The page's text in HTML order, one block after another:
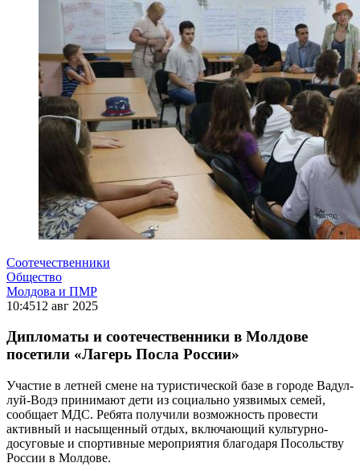
Соотечественники
Общество
Молдова и ПМР
10:4512 авг 2025
Дипломаты и соотечественники в Молдове
посетили «Лагерь Посла России»
Участие в летней смене на туристической базе в городе Вадул-
луй-Водэ принимают дети из социально уязвимых семей,
сообщает МДС. Ребята получили возможность провести
активный и насыщенный отдых, включающий культурно-
досуговые и спортивные мероприятия благодаря Посольству
России в Молдове.